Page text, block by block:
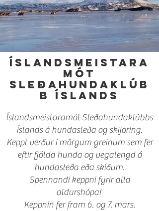
Íslandsmeistara
mót
Sleðahundaklúb
b Íslands
Íslandsmeistaramót Sleðahundaklúbbs
Íslands á hundasleða og skijoring.
Keppt verður í mörgum greinum sem fer
eftir fjölda hunda og vegalengd á
hundasleða eða skíðum.
Spennandi keppni fyrir alla
aldurshópa!
Keppnin fer fram 6. og 7. mars.